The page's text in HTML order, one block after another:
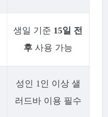
생일 기준 15일 전
후사용 가능
성인 1인 이상 샐
러드바 이용 필수